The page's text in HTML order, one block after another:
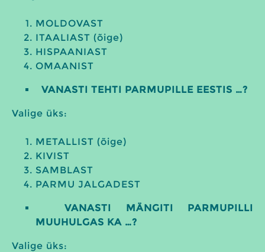
MOLDOVAST
ITAALIAST (õige)
HISPAANIAST
OMAANIST
VANASTI TEHTI PARMUPILLE EESTIS …?
Valige üks:
METALLIST (õige)
KIVIST
SAMBLAST
PARMU JALGADEST
VANASTI MÄNGITI PARMUPILLI
MUUHULGAS KA …?
Valige üks: